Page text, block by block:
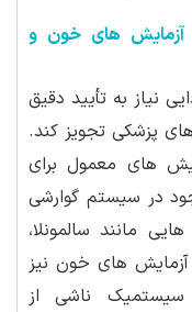
آزمایش های خون و
نیاز به تأیید دقیق
پزشکی تجویز کند.
های معمول برای
در سیستم گوارشی
مانند سالمونلا،
آزمایش های خون نیز
ناشی از